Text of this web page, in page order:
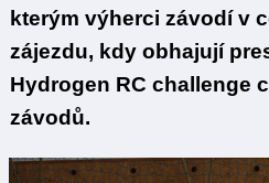
kterým výherci závodí v
zájezdu, kdy obhajují
Hydrogen RC challenge
závodů.